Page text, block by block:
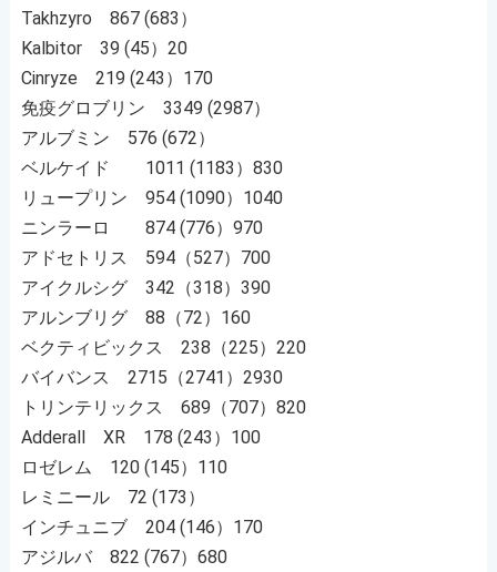
Takhzyro 867 (683）
Kalbitor 39 (45）20
Cinryze 219 (243）170
免疫グロブリン 3349 (2987）
アルブミン 576 (672）
ベルケイド 1011 (1183）830
リュープリン 954 (1090）1040
ニンラーロ 874 (776）970
アドセトリス 594（527）700
アイクルシグ 342（318）390
アルンブリグ 88（72）160
ベクティビックス 238（225）220
バイバンス 2715（2741）2930
トリンテリックス 689（707）820
Adderall XR 178 (243）100
ロゼレム 120 (145）110
レミニール 72 (173）
インチュニブ 204 (146）170
アジルバ 822 (767）680